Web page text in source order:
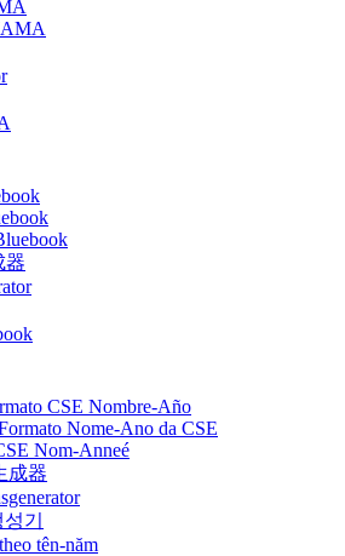
器
CSE Nombre-Año
Nome-Ano da CSE
Nom-Anneé
成器
기
tên-năm